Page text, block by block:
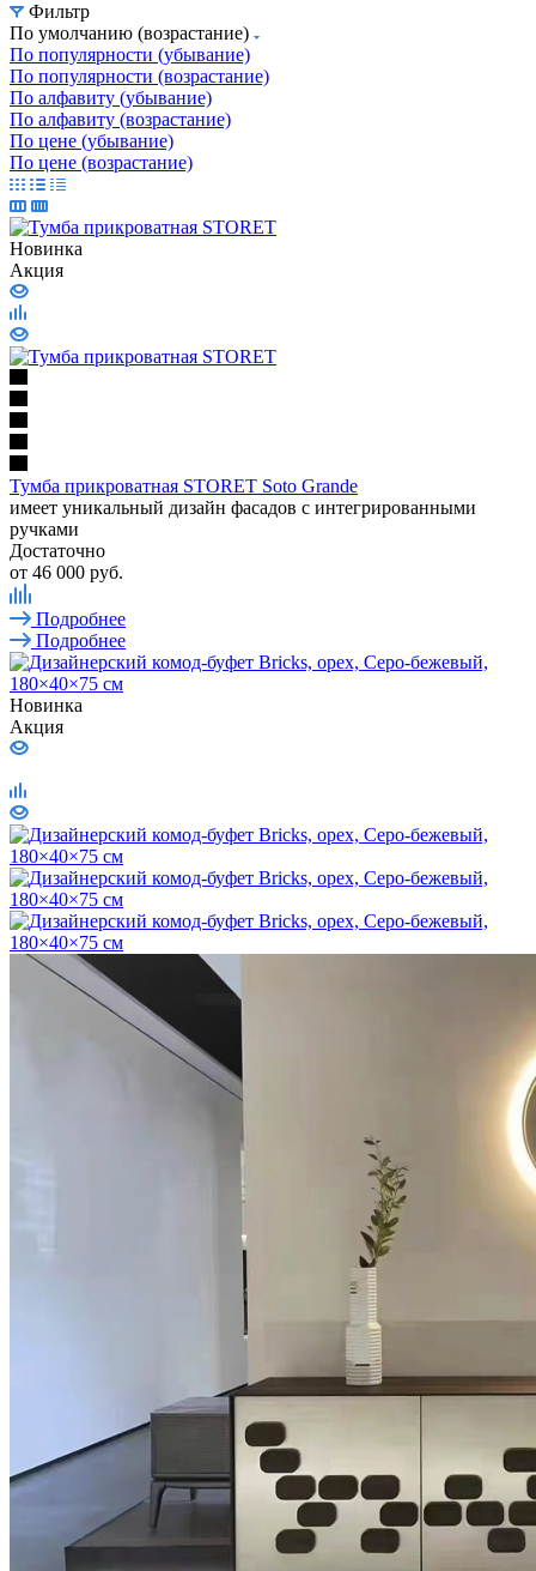
Фильтр
По умолчанию (возрастание)
По популярности (убывание)
По популярности (возрастание)
По алфавиту (убывание)
По алфавиту (возрастание)
По цене (убывание)
По цене (возрастание)
Новинка
Акция
Тумба прикроватная STORET Soto Grande
имеет уникальный дизайн фасадов с интегрированными
ручками
Достаточно
от 46 000 руб.
Подробнее
Подробнее
Новинка
Акция